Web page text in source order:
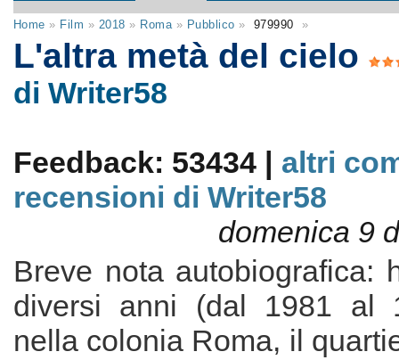
Home » Film » 2018 » Roma» Pubblico » 979990 »
L'altra metà del cielo
di Writer58
Feedback: 53434 | altri
recensioni di Writer58
domenica 9
Breve nota autobiografica:
diversi anni (dal 1981 al
nella colonia Roma, il